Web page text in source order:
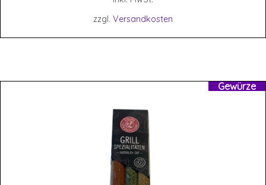
zzgl. Versandkosten
Gewürze